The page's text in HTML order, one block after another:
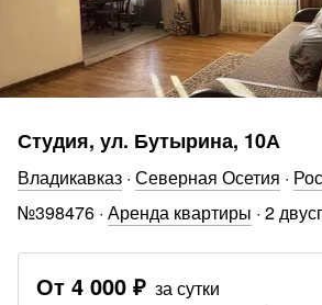
Студия, ул. Бутырина, 10А
Владикавказ · Северная Осетия ·
№398476 · Аренда квартиры · 2
От 4 000 ₽ за сутки